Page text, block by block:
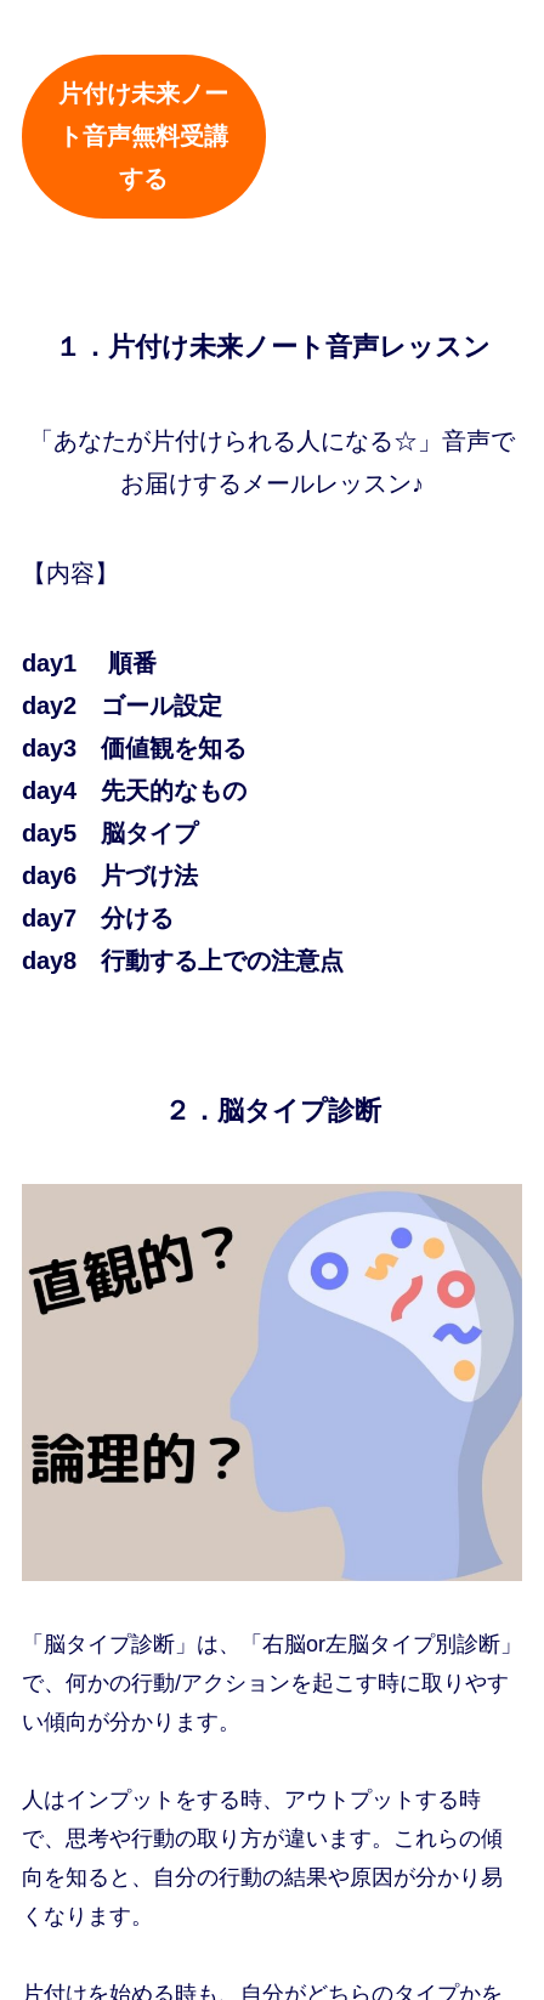
片付け未来ノー
ト音声無料受講
する
１．片付け未来ノート音声レッスン
「あなたが片付けられる人になる☆」音声で
お届けするメールレッスン♪
【内容】
day1 順番
day2 ゴール設定
day3 価値観を知る
day4 先天的なもの
day5 脳タイプ
day6 片づけ法
day7 分ける
day8 行動する上での注意点
２．脳タイプ診断
「脳タイプ診断」は、「右脳or左脳タイプ別診断」
で、何かの行動/アクションを起こす時に取りやす
い傾向が分かります。
人はインプットをする時、アウトプットする時
で、思考や行動の取り方が違います。これらの傾
向を知ると、自分の行動の結果や原因が分かり易
くなります。
片付けを始める時も、自分がどちらのタイプかを